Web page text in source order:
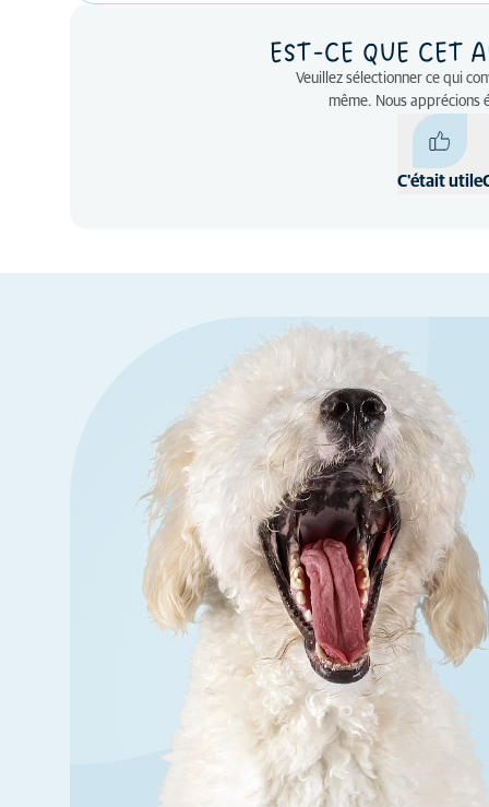
EST-CE QUE CET
Veuillez sélectionner ce qui
même. Nous apprécions
C'était utile